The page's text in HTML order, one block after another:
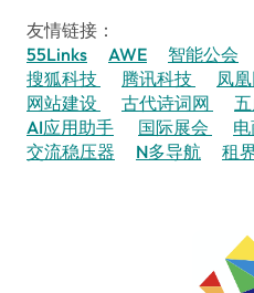
友情链接：
55Links
AWE 智能公会
搜狐科技
腾讯科技 凤
网站建设
古代诗词网
AI应用助手
国际展会
交流稳压器
N多导航 租